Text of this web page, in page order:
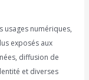
usages numériques,
exposés aux
diffusion de
et diverses